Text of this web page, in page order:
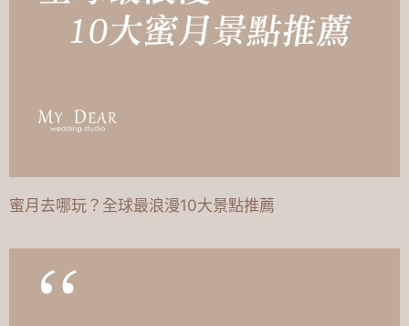
蜜月去哪玩？全球最浪漫10大景點推薦